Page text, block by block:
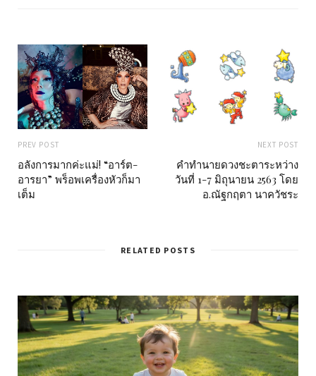
PREV POST
อลังการมากค่ะแม่! “อาร์ต-
อารยา” พร็อพเครื่องหัวก็มา
เต็ม
NEXT POST
คำทำนายดวงชะตาระหว่าง
วันที่ 1-7 มิถุนายน 2563 โดย
อ.ณัฐกฤตา นาควัชระ
RELATED POSTS